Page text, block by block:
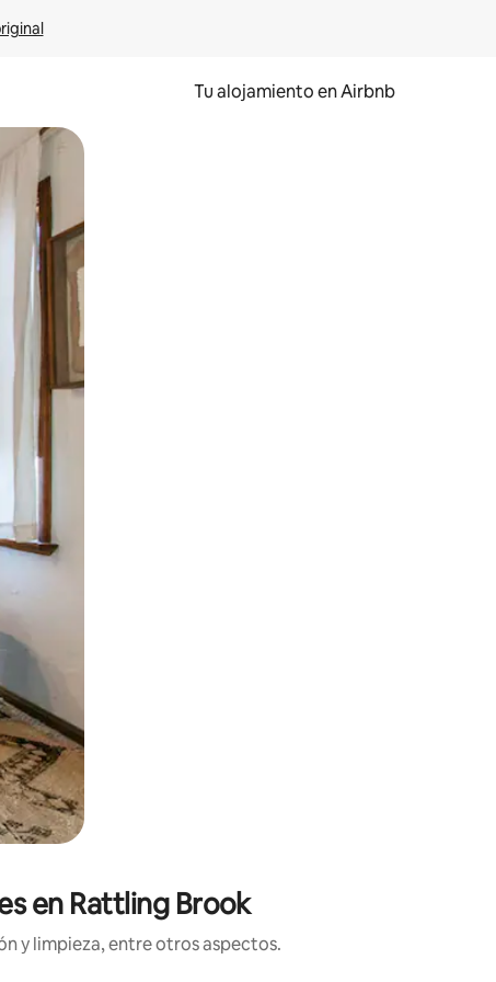
Tu alojamiento en Airbnb
dedo.
en Rattling Brook
y limpieza, entre otros aspectos.